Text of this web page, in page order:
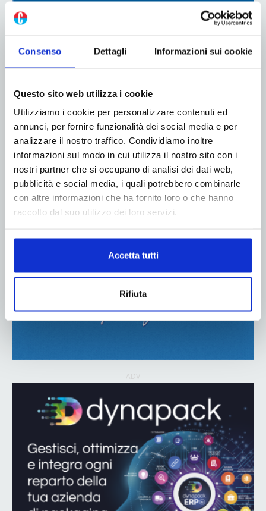
Consenso Dettagli Informazioni sui cookie
Questo sito web utilizza i cookie
Utilizziamo i cookie per personalizzare contenuti ed
annunci, per fornire funzionalità dei social media e per
analizzare il nostro traffico. Condividiamo inoltre
informazioni sul modo in cui utilizza il nostro sito con i
nostri partner che si occupano di analisi dei dati web,
pubblicità e social media, i quali potrebbero combinarle
con altre informazioni che ha fornito loro o che hanno
raccolto dal suo utilizzo dei loro servizi.
Accetta tutti
Rifiuta
ADV
ADV